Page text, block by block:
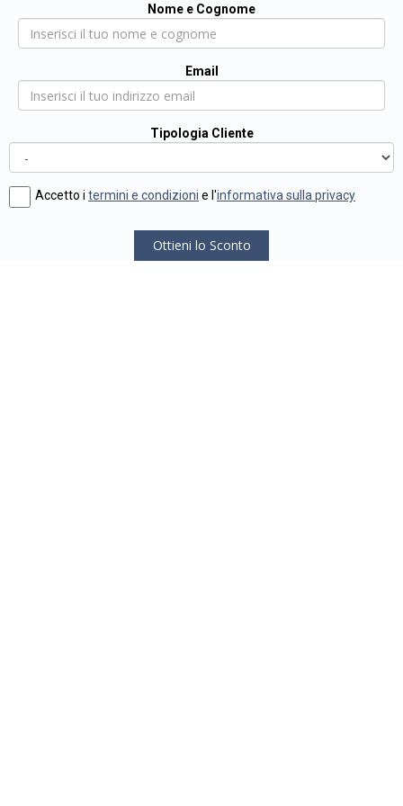
Nome e Cognome
Email
Tipologia Cliente
Accetto i termini e condizioni e l'informativa sulla privacy
Ottieni lo Sconto